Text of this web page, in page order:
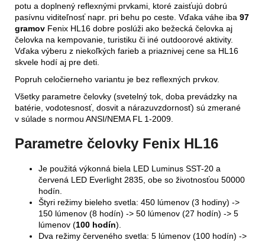
potu a doplnený reflexnými prvkami, ktoré zaisťujú dobrú
pasívnu viditeľnosť napr. pri behu po ceste. Vďaka váhe iba 97
gramov Fenix HL16 dobre poslúži ako bežecká čelovka aj
čelovka na kempovanie, turistiku či iné outdoorové aktivity.
Vďaka výberu z niekoľkých farieb a priaznivej cene sa HL16
skvele hodí aj pre deti.
Popruh celočierneho variantu je bez reflexných prvkov.
Všetky parametre čelovky (svetelný tok, doba prevádzky na
batérie, vodotesnosť, dosvit a nárazuvzdornosť) sú zmerané
v súlade s normou ANSI/NEMA FL 1-2009.
Parametre čelovky Fenix HL16
Je použitá výkonná biela LED Luminus SST-20 a
červená LED Everlight 2835, obe so životnosťou 50000
hodín.
Štyri režimy bieleho svetla: 450 lúmenov (3 hodiny) ->
150 lúmenov (8 hodín) -> 50 lúmenov (27 hodín) -> 5
lúmenov (100 hodín).
Dva režimy červeného svetla: 5 lúmenov (100 hodín) ->